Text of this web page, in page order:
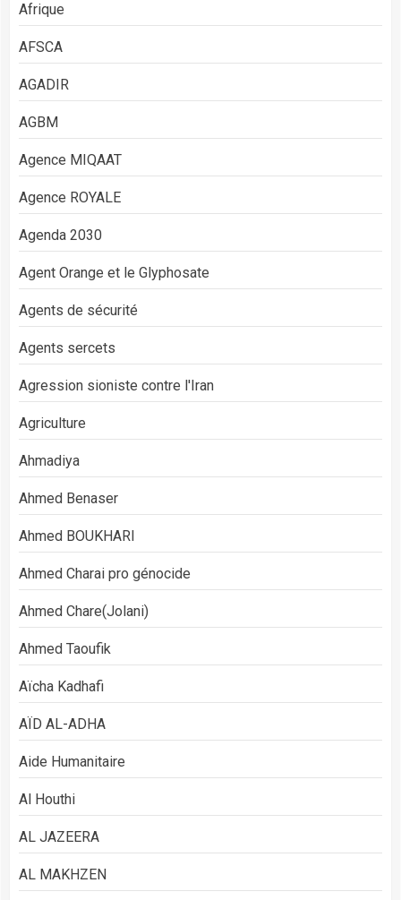
Afrique
AFSCA
AGADIR
AGBM
Agence MIQAAT
Agence ROYALE
Agenda 2030
Agent Orange et le Glyphosate
Agents de sécurité
Agents sercets
Agression sioniste contre l'Iran
Agriculture
Ahmadiya
Ahmed Benaser
Ahmed BOUKHARI
Ahmed Charai pro génocide
Ahmed Chare(Jolani)
Ahmed Taoufik
Aïcha Kadhafi
AÏD AL-ADHA
Aide Humanitaire
Al Houthi
AL JAZEERA
AL MAKHZEN